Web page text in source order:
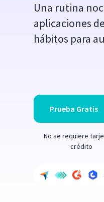
Una rutina
aplicaciones
hábitos para
Prueba Gratis
No se requiere
crédito